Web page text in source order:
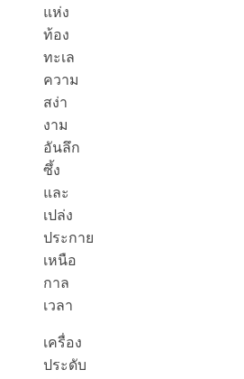
แห่ง
ท้อง
ทะเล
ความ
สง่า
งาม
อันลึก
ซึ้ง
และ
เปล่ง
ประกาย
เหนือ
กาล
เวลา
เครื่อง
ประดับ